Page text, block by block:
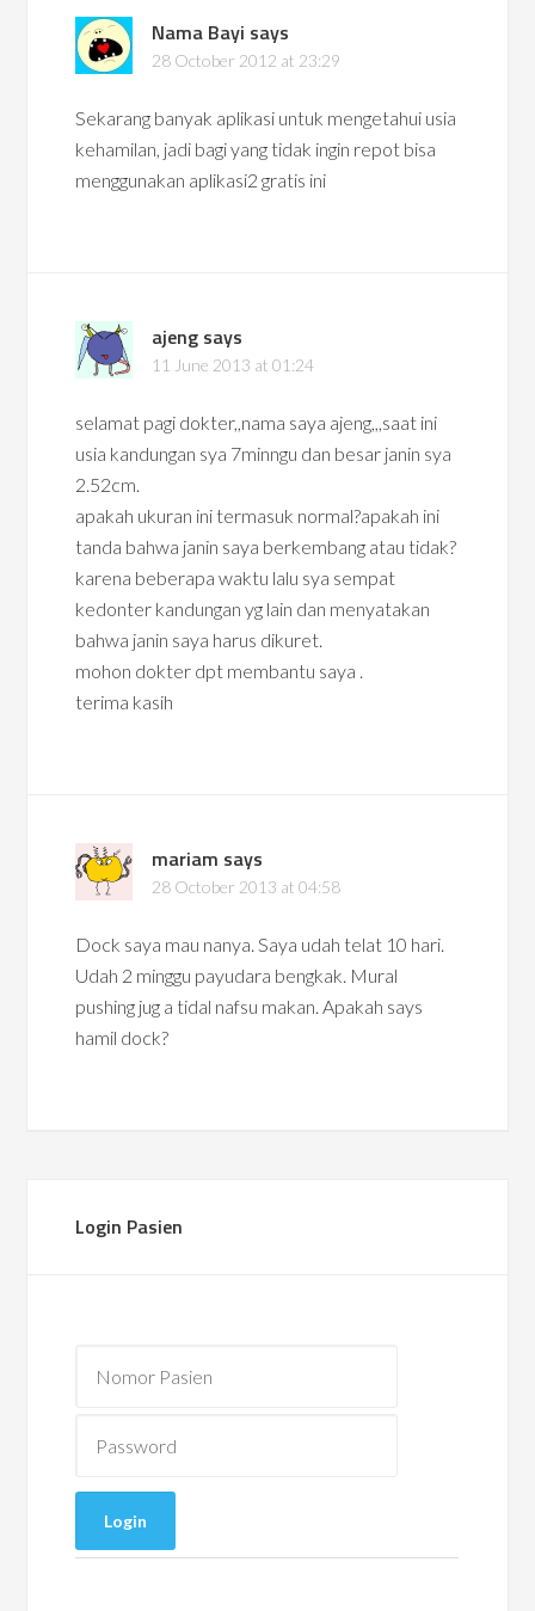
Nama Bayi says
28 October 2012 at 23:29
Sekarang banyak aplikasi untuk mengetahui usia
kehamilan, jadi bagi yang tidak ingin repot bisa
menggunakan aplikasi2 gratis ini
ajeng says
11 June 2013 at 01:24
selamat pagi dokter,,nama saya ajeng,,,saat ini
usia kandungan sya 7minngu dan besar janin sya
2.52cm.
apakah ukuran ini termasuk normal?apakah ini
tanda bahwa janin saya berkembang atau tidak?
karena beberapa waktu lalu sya sempat
kedonter kandungan yg lain dan menyatakan
bahwa janin saya harus dikuret.
mohon dokter dpt membantu saya .
terima kasih
mariam says
28 October 2013 at 04:58
Dock saya mau nanya. Saya udah telat 10 hari.
Udah 2 minggu payudara bengkak. Mural
pushing jug a tidal nafsu makan. Apakah says
hamil dock?
Login Pasien